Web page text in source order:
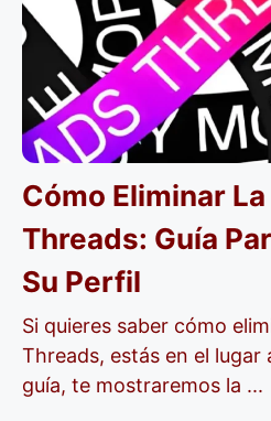
Cómo Eliminar
Threads: Guía
Su Perfil
Si quieres saber cómo
Threads, estás en el lugar
guía, te mostraremos la ...